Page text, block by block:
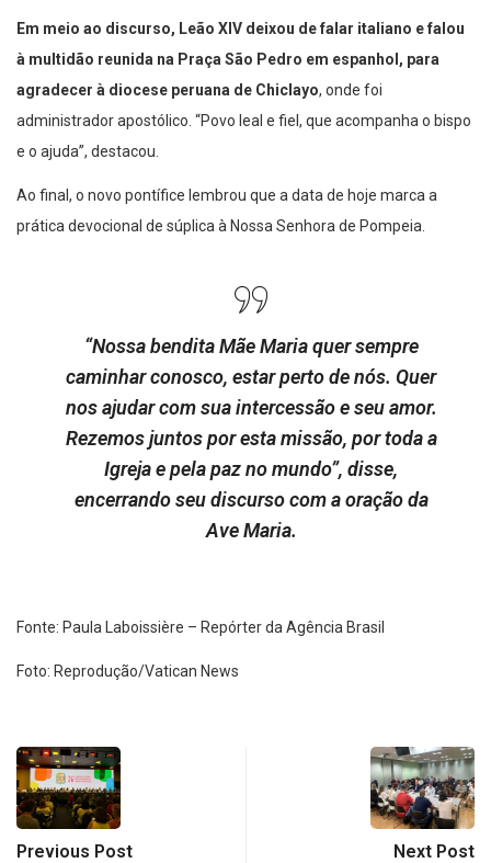
Em meio ao discurso, Leão XIV deixou de falar italiano e falou
à multidão reunida na Praça São Pedro em espanhol, para
agradecer à diocese peruana de Chiclayo, onde foi
administrador apostólico. “Povo leal e fiel, que acompanha o bispo
e o ajuda”, destacou.
Ao final, o novo pontífice lembrou que a data de hoje marca a
prática devocional de súplica à Nossa Senhora de Pompeia.
“Nossa bendita Mãe Maria quer sempre
caminhar conosco, estar perto de nós. Quer
nos ajudar com sua intercessão e seu amor.
Rezemos juntos por esta missão, por toda a
Igreja e pela paz no mundo”, disse,
encerrando seu discurso com a oração da
Ave Maria.
Fonte: Paula Laboissière – Repórter da Agência Brasil
Foto: Reprodução/Vatican News
Previous Post Next Post